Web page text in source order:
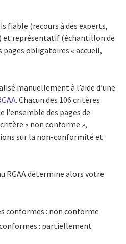
fiable (recours à des experts,
et représentatif (échantillon de
obligatoires « accueil,
manuellement à l’aide d’une
. Chacun des 106 critères
l’ensemble des pages de
« non conforme »,
sur la non-conformité et
RGAA détermine alors votre
conformes : non conforme
: partiellement